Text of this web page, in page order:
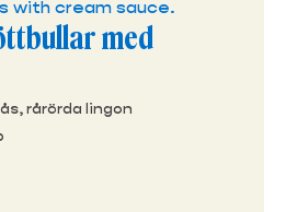
med
rårörda lingon